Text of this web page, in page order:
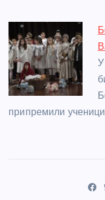
У
припремили